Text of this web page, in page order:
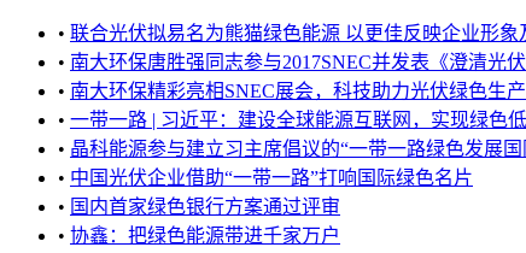
• 联合光伏拟易名为熊猫绿色能源 以更佳反映企业形象
• 南大环保唐胜强同志参与2017SNEC并发表《澄清光
• 南大环保精彩亮相SNEC展会，科技助力光伏绿色生
• 一带一路 | 习近平：建设全球能源互联网，实现绿色
• 晶科能源参与建立习主席倡议的“一带一路绿色发展国
• 中国光伏企业借助“一带一路”打响国际绿色名片
• 国内首家绿色银行方案通过评审
• 协鑫：把绿色能源带进千家万户